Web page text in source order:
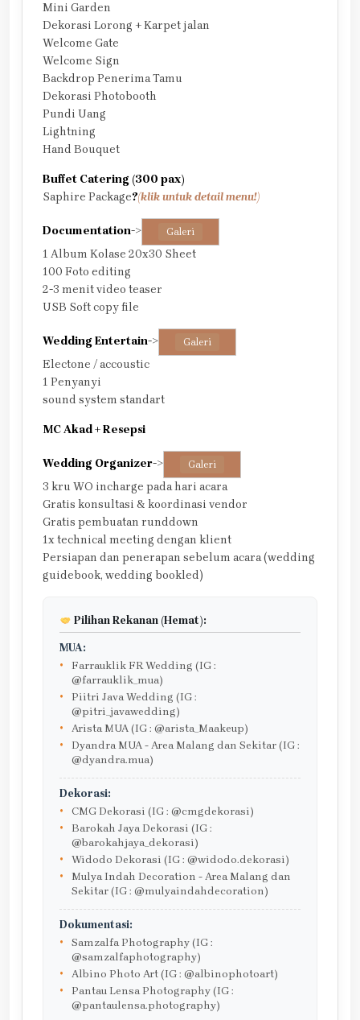
Mini Garden
Dekorasi Lorong + Karpet jalan
Welcome Gate
Welcome Sign
Backdrop Penerima Tamu
Dekorasi Photobooth
Pundi Uang
Lightning
Hand Bouquet
Buffet Catering (300 pax)
Saphire Package?(klik untuk detail menu!)
Documentation-> Galeri
1 Album Kolase 20x30 Sheet
100 Foto editing
2-3 menit video teaser
USB Soft copy file
Wedding Entertain-> Galeri
Electone / accoustic
1 Penyanyi
sound system standart
MC Akad + Resepsi
Wedding Organizer-> Galeri
3 kru WO incharge pada hari acara
Gratis konsultasi & koordinasi vendor
Gratis pembuatan runddown
1x technical meeting dengan klient
Persiapan dan penerapan sebelum acara (wedding
guidebook, wedding bookled)
Pilihan Rekanan (Hemat):
MUA:
Farrauklik FR Wedding (IG :
@farrauklik_mua)
Piitri Java Wedding (IG :
@pitri_javawedding)
Arista MUA (IG : @arista_Maakeup)
Dyandra MUA - Area Malang dan Sekitar (IG :
@dyandra.mua)
Dekorasi:
CMG Dekorasi (IG : @cmgdekorasi)
Barokah Jaya Dekorasi (IG :
@barokahjaya_dekorasi)
Widodo Dekorasi (IG : @widodo.dekorasi)
Mulya Indah Decoration - Area Malang dan
Sekitar (IG : @mulyaindahdecoration)
Dokumentasi:
Samzalfa Photography (IG :
@samzalfaphotography)
Albino Photo Art (IG : @albinophotoart)
Pantau Lensa Photography (IG :
@pantaulensa.photography)